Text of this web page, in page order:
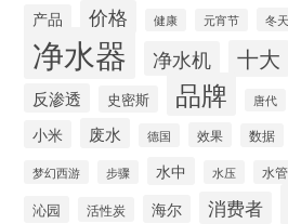
产品 价格 健康 元宵节 冬天
净水器 净水机 十大
反渗透 史密斯 品牌 唐代
小米
废水 德国 效果 数据
梦幻西游 步骤 水中 水压 水管
沁园 活性炭 海尔 消费者